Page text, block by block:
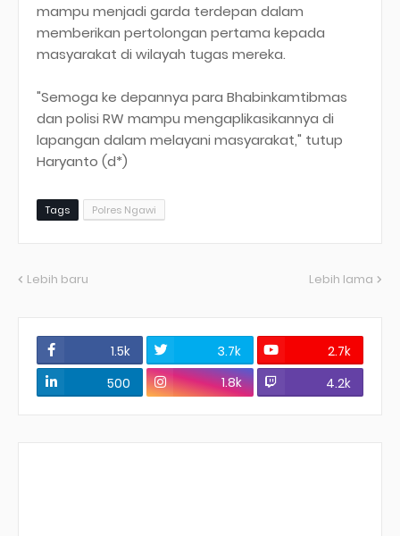
mampu menjadi garda terdepan dalam
memberikan pertolongan pertama kepada
masyarakat di wilayah tugas mereka.
"Semoga ke depannya para Bhabinkamtibmas
dan polisi RW mampu mengaplikasikannya di
lapangan dalam melayani masyarakat," tutup
Haryanto (d*)
Tags Polres Ngawi
Lebih baru Lebih lama
1.5k 3.7k
2.7k
500
1.8k 4.2k